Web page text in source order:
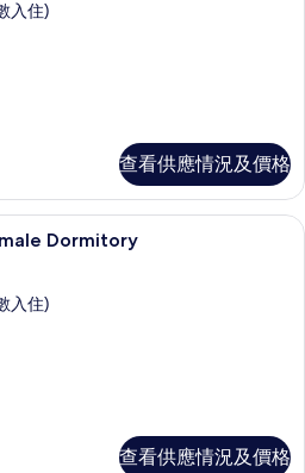
入住)
查看供應情況及價格
Bed in a Shared 6-bed Female
Dormitory
入住)
查看供應情況及價格